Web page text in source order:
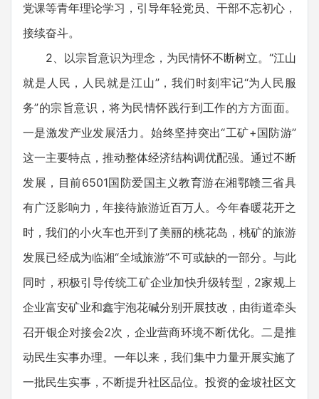
党课等青年理论学习，引导年轻党员、干部不忘初心，
接续奋斗。
2、以宗旨意识为理念，为民情怀不断树立。“江山
就是人民，人民就是江山”，我们时刻牢记“为人民服
务”的宗旨意识，将为民情怀践行到工作的方方面面。
一是激发产业发展活力。始终坚持突出“工矿+国防游”
这一主要特点，推动整体经济结构调优配强。通过不断
发展，目前6501国防爱国主义教育游在湘鄂赣三省具
有广泛影响力，年接待旅游近百万人。今年春暖花开之
时，我们的小火车也开到了美丽的桃花岛，桃矿的旅游
发展已经成为临湘“全域旅游”不可或缺的一部分。与此
同时，积极引导传统工矿企业加快升级转型，2家规上
企业富安矿业和鑫宇泡花碱分别开展技改，由街道牵头
召开银企对接会2次，企业营商环境不断优化。二是推
动民生实事办理。一年以来，我们集中力量开展实施了
一批民生实事，不断提升社区品位。投资的金坡社区文